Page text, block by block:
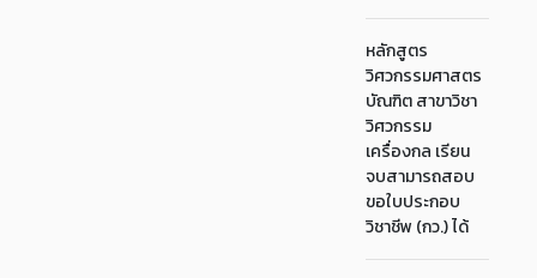
หลักสูตร
วิศวกรรมศาสตร
บัณฑิต สาขาวิชา
วิศวกรรม
เครื่องกล เรียน
จบสามารถสอบ
ขอใบประกอบ
วิชาชีพ (กว.) ได้